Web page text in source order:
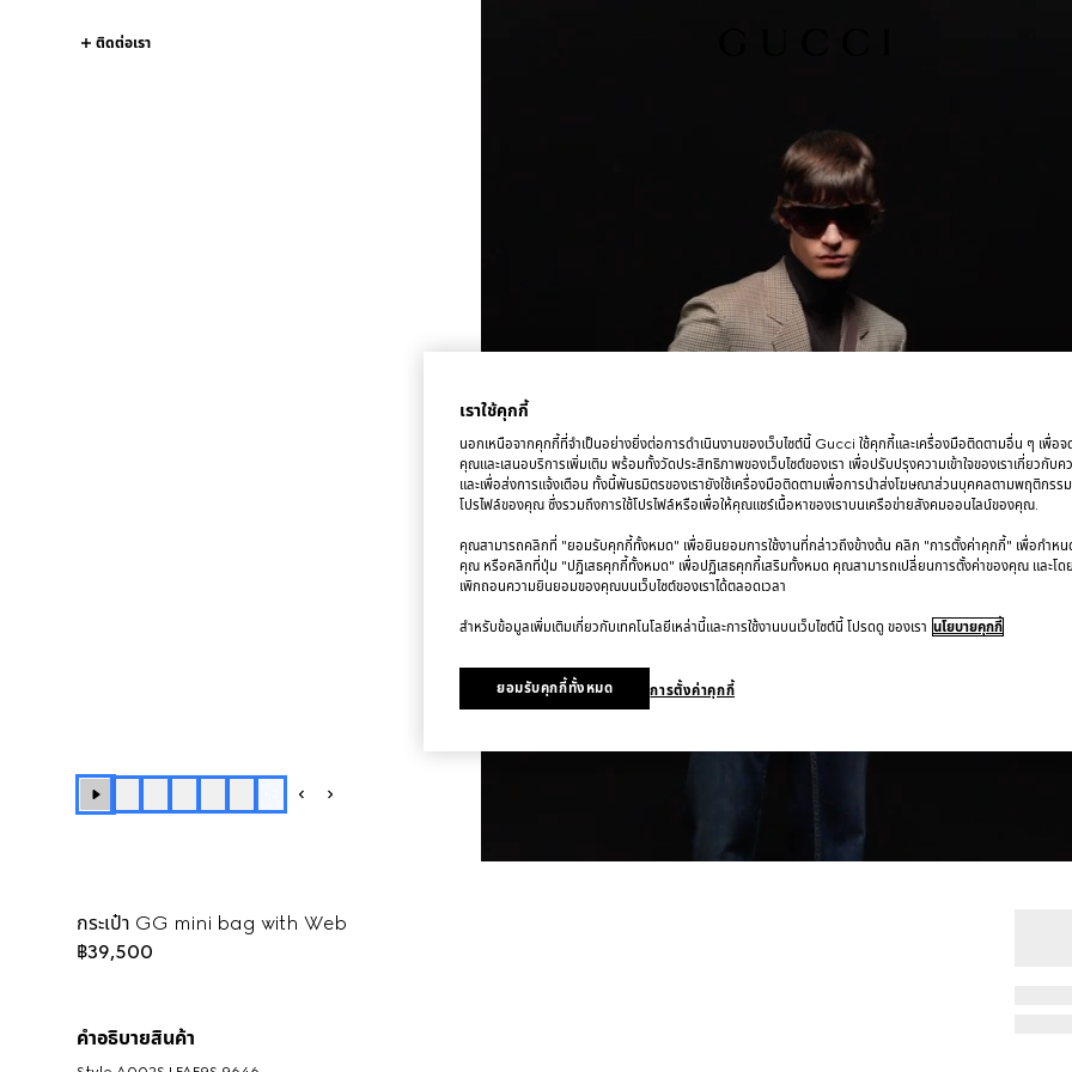
ติดต่อเรา
กระเป๋า GG mini bag with Web
฿39,500
คำอธิบายสินค้า
เราใช้คุกกี้
นอกเหนือจากคุกกี้ที่จำเป็นอย่างยิ่งต่อการดำเนินงานของเว็บไซต์นี้ Gucci ใช้คุกกี้และเครื่องมือติดตามอื่น ๆ เพื่อจ
คุณและเสนอบริการเพิ่มเติม พร้อมทั้งวัดประสิทธิภาพของเว็บไซต์ของเรา เพื่อปรับปรุงความเข้าใจของเราเกี่ยวกับ
และเพื่อส่งการแจ้งเตือน ทั้งนี้พันธมิตรของเรายังใช้เครื่องมือติดตามเพื่อการนำส่งโฆษณาส่วนบุคคลตามพฤติกรรม
โปรไฟล์ของคุณ ซึ่งรวมถึงการใช้โปรไฟล์หรือเพื่อให้คุณแชร์เนื้อหาของเราบนเครือข่ายสังคมออนไลน์ของคุณ.
คุณสามารถคลิกที่ "ยอมรับคุกกี้ทั้งหมด" เพื่อยินยอมการใช้งานที่กล่าวถึงข้างต้น คลิก "การตั้งค่าคุกกี้" เพื่อกำหน
คุณ หรือคลิกที่ปุ่ม "ปฏิเสธคุกกี้ทั้งหมด" เพื่อปฏิเสธคุกกี้เสริมทั้งหมด คุณสามารถเปลี่ยนการตั้งค่าของคุณ และโดย
เพิกถอนความยินยอมของคุณบนเว็บไซต์ของเราได้ตลอดเวลา
สำหรับข้อมูลเพิ่มเติมเกี่ยวกับเทคโนโลยีเหล่านี้และการใช้งานบนเว็บไซต์นี้ โปรดดู ของเรา นโยบายคุกกี้
การตั้งค่าคุกกี้
ยอมรับคุกกี้ทั้งหมด